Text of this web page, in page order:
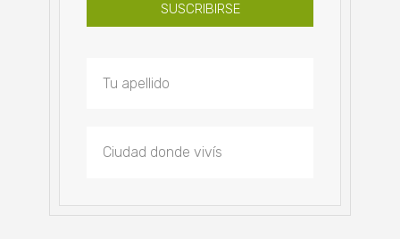
SUSCRIBIRSE